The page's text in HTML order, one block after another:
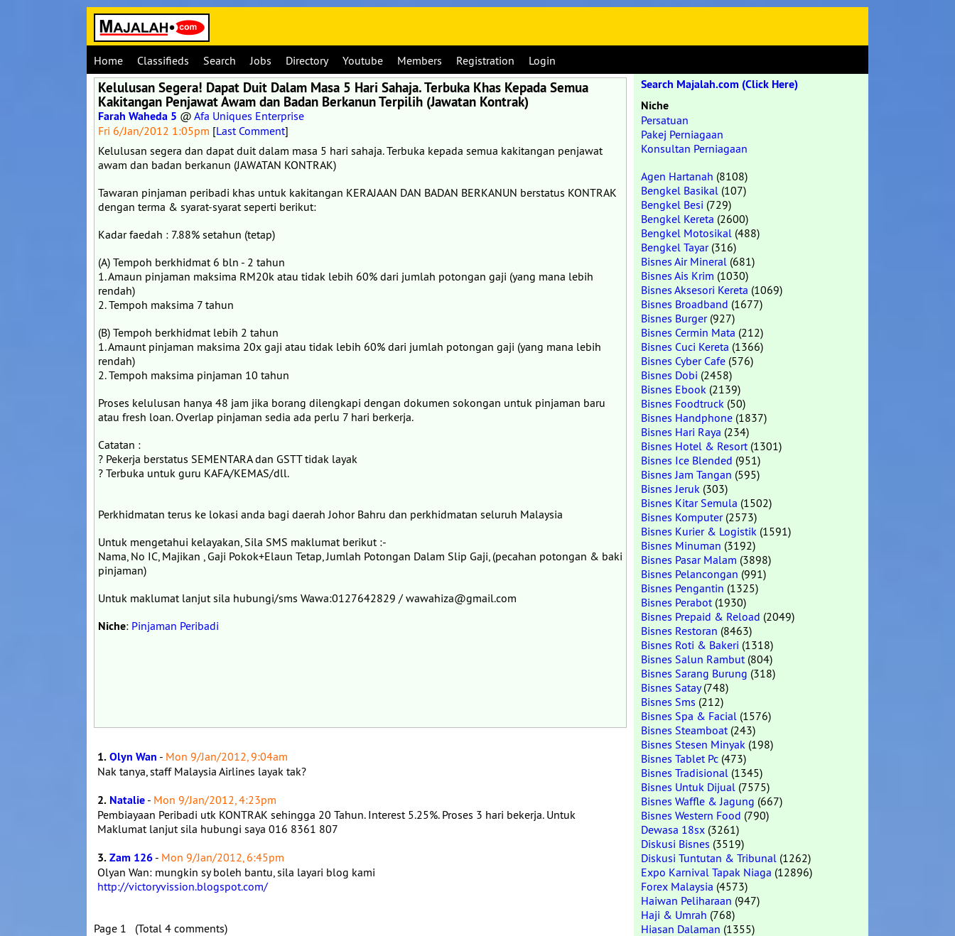
Home Classifieds Search Jobs Directory Youtube Members Registration Login
Kelulusan Segera! Dapat Duit Dalam Masa 5 Hari Sahaja. Terbuka Khas Kepada Semua
Kakitangan Penjawat Awam dan Badan Berkanun Terpilih (Jawatan Kontrak)
Farah Waheda 5 @ Afa Uniques Enterprise
Fri 6/Jan/2012 1:05pm [Last Comment]
Kelulusan segera dan dapat duit dalam masa 5 hari sahaja. Terbuka kepada semua kakitangan penjawat
awam dan badan berkanun (JAWATAN KONTRAK)
Tawaran pinjaman peribadi khas untuk kakitangan KERAJAAN DAN BADAN BERKANUN berstatus KONTRAK
dengan terma & syarat-syarat seperti berikut:
Kadar faedah : 7.88% setahun (tetap)
(A) Tempoh berkhidmat 6 bln - 2 tahun
1. Amaun pinjaman maksima RM20k atau tidak lebih 60% dari jumlah potongan gaji (yang mana lebih
rendah)
2. Tempoh maksima 7 tahun
(B) Tempoh berkhidmat lebih 2 tahun
1. Amaunt pinjaman maksima 20x gaji atau tidak lebih 60% dari jumlah potongan gaji (yang mana lebih
rendah)
2. Tempoh maksima pinjaman 10 tahun
Proses kelulusan hanya 48 jam jika borang dilengkapi dengan dokumen sokongan untuk pinjaman baru
atau fresh loan. Overlap pinjaman sedia ada perlu 7 hari berkerja.
Catatan :
? Pekerja berstatus SEMENTARA dan GSTT tidak layak
? Terbuka untuk guru KAFA/KEMAS/dll.
Perkhidmatan terus ke lokasi anda bagi daerah Johor Bahru dan perkhidmatan seluruh Malaysia
Untuk mengetahui kelayakan, Sila SMS maklumat berikut :-
Nama, No IC, Majikan , Gaji Pokok+Elaun Tetap, Jumlah Potongan Dalam Slip Gaji, (pecahan potongan & baki
pinjaman)
Untuk maklumat lanjut sila hubungi/sms Wawa:0127642829 / wawahiza@gmail.com
Niche: Pinjaman Peribadi
1.Olyn Wan - Mon 9/Jan/2012, 9:04am
Nak tanya, staff Malaysia Airlines layak tak?
2. Natalie - Mon 9/Jan/2012, 4:23pm
Pembiayaan Peribadi utk KONTRAK sehingga 20 Tahun. Interest 5.25%. Proses 3 hari bekerja. Untuk
Maklumat lanjut sila hubungi saya 016 8361 807
3.Zam 126 - Mon 9/Jan/2012, 6:45pm
Olyan Wan: mungkin sy boleh bantu, sila layari blog kami
http://victoryvission.blogspot.com/
Page 1 (Total 4 comments)
Search Majalah.com (Click Here)
Niche
Persatuan
Pakej Perniagaan
Konsultan Perniagaan
Agen Hartanah (8108)
Bengkel Basikal (107)
Bengkel Besi (729)
Bengkel Kereta (2600)
Bengkel Motosikal (488)
Bengkel Tayar(316)
Bisnes Air Mineral (681)
Bisnes Ais Krim (1030)
Bisnes Aksesori Kereta (1069)
Bisnes Broadband (1677)
Bisnes Burger(927)
Bisnes Cermin Mata (212)
Bisnes Cuci Kereta (1366)
Bisnes Cyber Cafe (576)
Bisnes Dobi (2458)
Bisnes Ebook (2139)
Bisnes Foodtruck (50)
Bisnes Handphone (1837)
Bisnes Hari Raya (234)
Bisnes Hotel & Resort(1301)
Bisnes Ice Blended (951)
Bisnes Jam Tangan (595)
Bisnes Jeruk (303)
Bisnes Kitar Semula (1502)
Bisnes Komputer(2573)
Bisnes Kurier & Logistik (1591)
Bisnes Minuman (3192)
Bisnes Pasar Malam (3898)
Bisnes Pelancongan (991)
Bisnes Pengantin (1325)
Bisnes Perabot(1930)
Bisnes Prepaid & Reload (2049)
Bisnes Restoran (8463)
Bisnes Roti & Bakeri (1318)
Bisnes Salun Rambut(804)
Bisnes Sarang Burung (318)
Bisnes Satay(748)
Bisnes Sms (212)
Bisnes Spa & Facial (1576)
Bisnes Steamboat(243)
Bisnes Stesen Minyak (198)
Bisnes Tablet Pc (473)
Bisnes Tradisional (1345)
Bisnes Untuk Dijual (7575)
Bisnes Waffle & Jagung (667)
Bisnes Western Food (790)
Dewasa 18sx (3261)
Diskusi Bisnes (3519)
Diskusi Tuntutan & Tribunal (1262)
Expo Karnival Tapak Niaga (12896)
Forex Malaysia (4573)
Haiwan Peliharaan (947)
Haji & Umrah (768)
Hiasan Dalaman (1355)